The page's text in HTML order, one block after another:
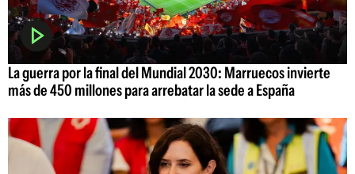
La guerra por la final del Mundial 2030: Marruecos invierte
más de 450 millones para arrebatar la sede a España